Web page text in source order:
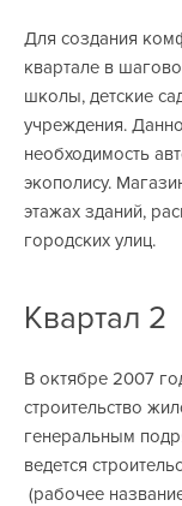
Для создания
квартале в
школы, детские
учреждения.
необходимость
экополису.
этажах зданий,
городских улиц.
Квартал 2
В октябре 2007
строительство
генеральным
ведется
(рабочее